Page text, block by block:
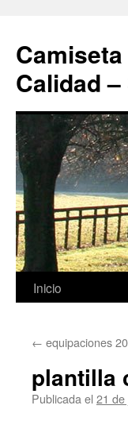
Calidad
Saltar
contenido
Inicio
← equipaciones
plantilla
Publicada el 21 de